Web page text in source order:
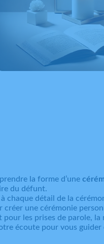
la forme d’une
du défunt.
chaque détail de la
une cérémonie
les prises de parole,
écoute pour vous